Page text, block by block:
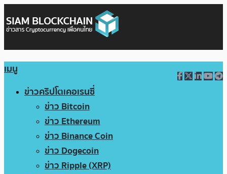
เมนู
ข่าวคริปโตเคอเรนซี่
ข่าว Bitcoin
ข่าว Ethereum
ข่าว Binance Coin
ข่าว Dogecoin
ข่าว Ripple (XRP)